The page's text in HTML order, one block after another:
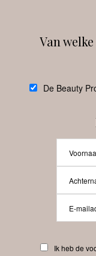
Van
De Beauty
Ik heb de